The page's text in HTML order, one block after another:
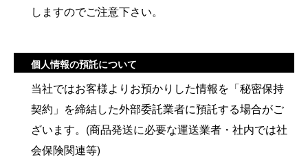
しますのでご注意下さい。
個人情報の預託について
当社ではお客様よりお預かりした情報を「秘密保持
契約」を締結した外部委託業者に預託する場合がご
ざいます。(商品発送に必要な運送業者・社内では社
会保険関連等)